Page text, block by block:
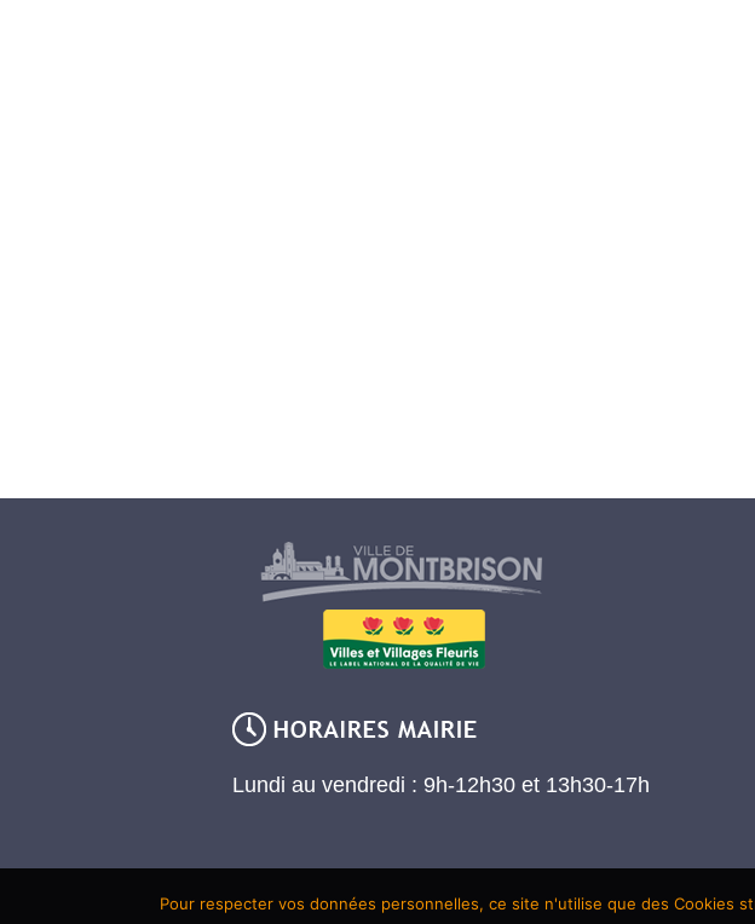
Lundi au vendredi : 9h-12h30 et 13h30-17h
Pour respecter vos données personnelles, ce site n'utilise que des Cookies